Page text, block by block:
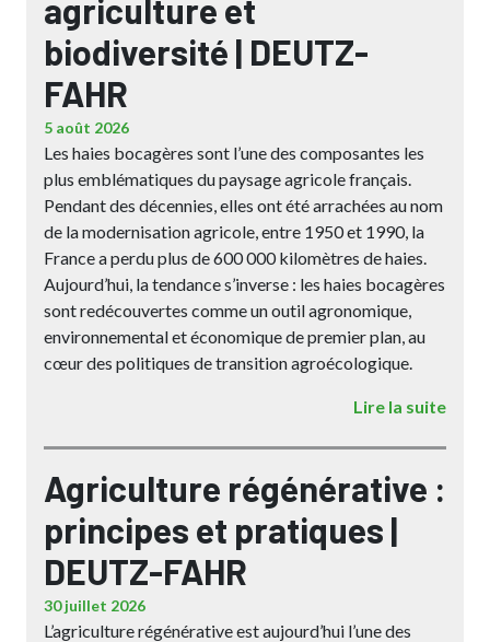
agriculture et
biodiversité | DEUTZ-
FAHR
5 août 2026
Les haies bocagères sont l’une des composantes les
plus emblématiques du paysage agricole français.
Pendant des décennies, elles ont été arrachées au nom
de la modernisation agricole, entre 1950 et 1990, la
France a perdu plus de 600 000 kilomètres de haies.
Aujourd’hui, la tendance s’inverse : les haies bocagères
sont redécouvertes comme un outil agronomique,
environnemental et économique de premier plan, au
cœur des politiques de transition agroécologique.
Lire la suite
Agriculture régénérative :
principes et pratiques |
DEUTZ-FAHR
30 juillet 2026
L’agriculture régénérative est aujourd’hui l’une des